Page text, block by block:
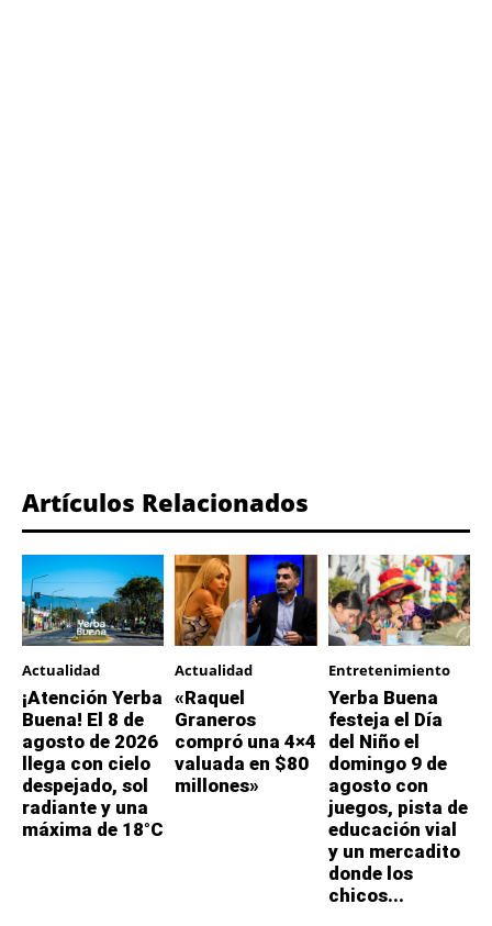
Artículos Relacionados
Actualidad
¡Atención Yerba
Buena! El 8 de
agosto de 2026
llega con cielo
despejado, sol
radiante y una
máxima de 18°C
Actualidad
«Raquel
Graneros
compró una 4×4
valuada en $80
millones»
Entretenimiento
Yerba Buena
festeja el Día
del Niño el
domingo 9 de
agosto con
juegos, pista de
educación vial
y un mercadito
donde los
chicos...